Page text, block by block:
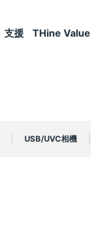
支援 THine Value
USB/UVC相機